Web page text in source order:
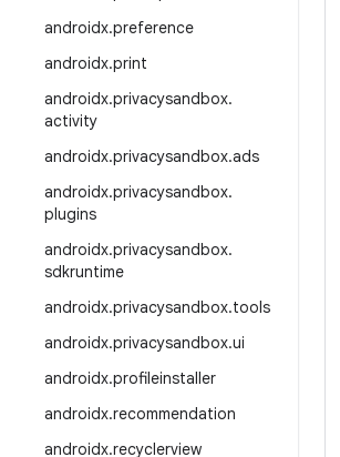
androidx.preference
androidx.print
androidx.privacysandbox.
activity
androidx.privacysandbox.ads
androidx.privacysandbox.
plugins
androidx.privacysandbox.
sdkruntime
androidx.privacysandbox.tools
androidx.privacysandbox.ui
androidx.profileinstaller
androidx.recommendation
androidx.recyclerview